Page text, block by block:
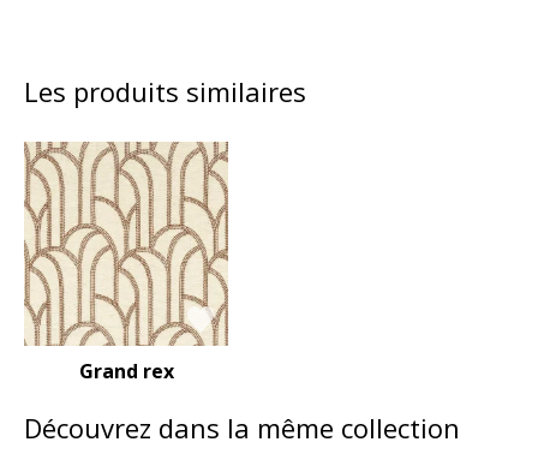
Les produits similaires
Grand rex
Découvrez dans la même collection